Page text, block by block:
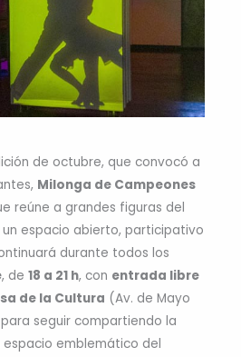
de octubre, que convocó a
Milonga de Campeones
reúne a grandes figuras del
un espacio abierto, participativo
durante todos los
, de 18 a 21 h, con entrada libre
de la Cultura (Av. de Mayo
seguir compartiendo la
emblemático del